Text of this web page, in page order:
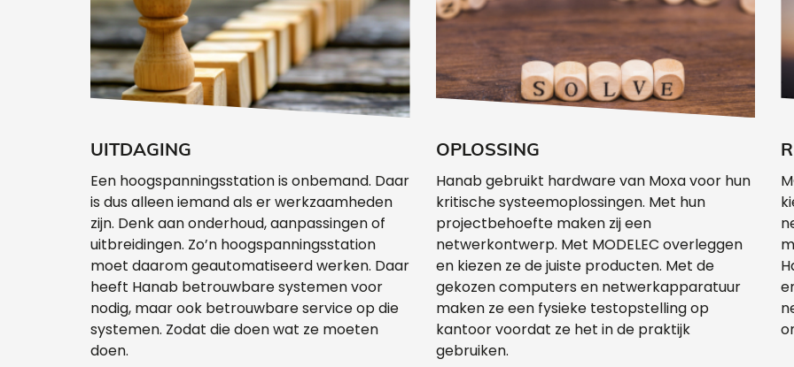
UITDAGING
Een hoogspanningsstation is onbemand. Daar
is dus alleen iemand als er werkzaamheden
zijn. Denk aan onderhoud, aanpassingen of
uitbreidingen. Zo’n hoogspanningsstation
moet daarom geautomatiseerd werken. Daar
heeft Hanab betrouwbare systemen voor
nodig, maar ook betrouwbare service op die
systemen. Zodat die doen wat ze moeten
doen.
OPLOSSING
Hanab gebruikt hardware van Moxa voor hun
kritische systeemoplossingen. Met hun
projectbehoefte maken zij een
netwerkontwerp. Met MODELEC overleggen
en kiezen ze de juiste producten. Met de
gekozen computers en netwerkapparatuur
maken ze een fysieke testopstelling op
kantoor voordat ze het in de praktijk
gebruiken.